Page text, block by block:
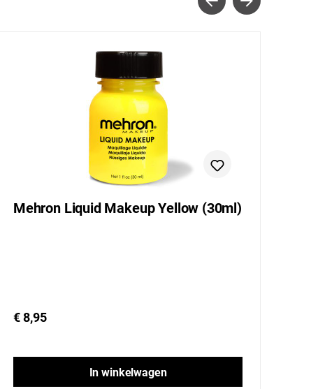
Mehron Liquid Makeup Yellow (30ml)
€ 8,95
In winkelwagen